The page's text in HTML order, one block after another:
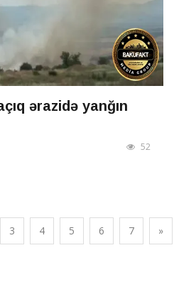
ərazidə yanğın
52
3 4 5 6 7 »